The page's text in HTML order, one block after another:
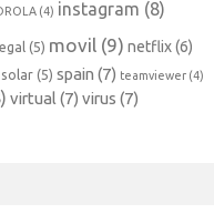
(4) instagram (8)
(5) movil (9) netflix(6)
solar (5) spain (7) teamviewer (4)
virtual (7) virus (7)